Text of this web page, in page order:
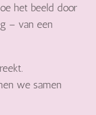
het beeld door
– van een
we samen